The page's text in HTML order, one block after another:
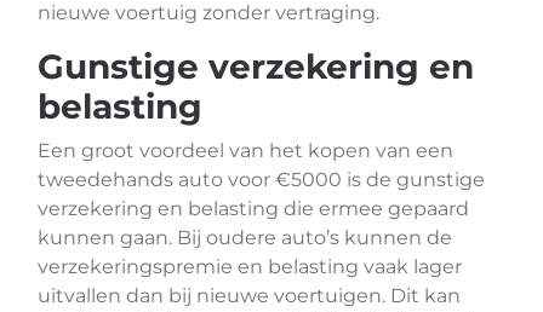
nieuwe voertuig zonder vertraging.
Gunstige verzekering en
belasting
Een groot voordeel van het kopen van een
tweedehands auto voor €5000 is de gunstige
verzekering en belasting die ermee gepaard
kunnen gaan. Bij oudere auto’s kunnen de
verzekeringspremie en belasting vaak lager
uitvallen dan bij nieuwe voertuigen. Dit kan